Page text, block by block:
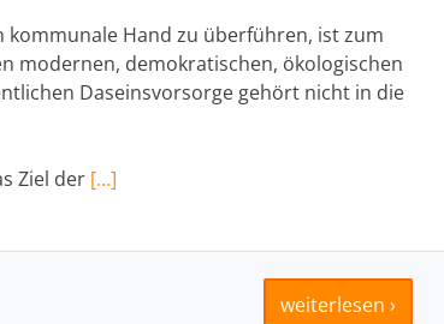
kommunale Hand zu überführen, ist zum
modernen, demokratischen, ökologischen
Daseinsvorsorge gehört nicht in die
Ziel der […]
weiterlesen ›